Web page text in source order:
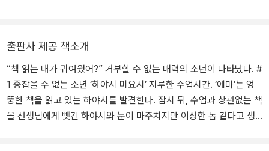
출판사 제공 책소개
“책 읽는 내가 귀여웠어?” 거부할 수 없는 매력의 소년이 나타났다. #
1 종잡을 수 없는 소년 ‘하야시 미요시’ 지루한 수업시간. ‘에마’는 엉
뚱한 책을 읽고 있는 하야시를 발견한다. 잠시 뒤, 수업과 상관없는 책
을 선생님에게 뺏긴 하야시와 눈이 마주치지만 이상한 놈 같다고 생